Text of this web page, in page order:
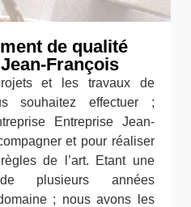
de qualité
François
et les travaux de
souhaitez effectuer ;
Entreprise Jean-
et pour réaliser
de l’art. Etant une
plusieurs années
; nous avons les